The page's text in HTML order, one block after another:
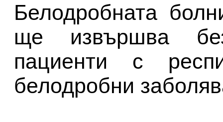
Белодробната
ще извършва
пациенти с
белодробни